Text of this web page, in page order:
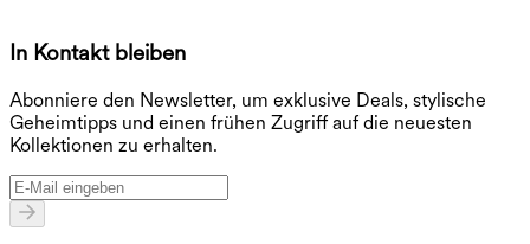
In Kontakt bleiben
Abonniere den Newsletter, um exklusive Deals, stylische
Geheimtipps und einen frühen Zugriff auf die neuesten
Kollektionen zu erhalten.